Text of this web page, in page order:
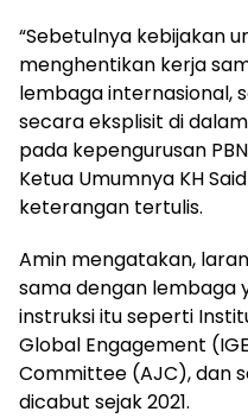
“Sebetulnya kebijakan
menghentikan kerja
lembaga internasional,
secara eksplisit di
pada kepengurusan
Ketua Umumnya KH
keterangan tertulis.
Amin mengatakan,
sama dengan lembaga
instruksi itu seperti
Global Engagement
Committee (AJC), dan
dicabut sejak 2021.